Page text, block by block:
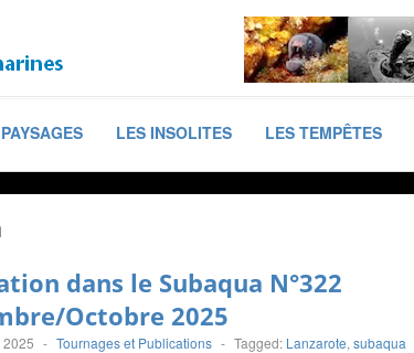
PAYSAGES LES INSOLITES LES TEMPÊTES
dans le Subaqua N°322
Octobre 2025
- Tournages et Publications - Tagged: Lanzarote, subaqua